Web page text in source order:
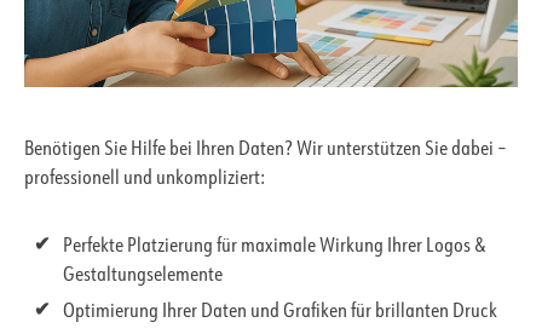
Benötigen Sie Hilfe bei Ihren Daten? Wir unterstützen Sie dabei –
professionell und unkompliziert:
Perfekte Platzierung für maximale Wirkung Ihrer Logos &
Gestaltungselemente
Optimierung Ihrer Daten und Grafiken für brillanten Druck